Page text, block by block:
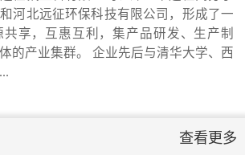
学院与远征环保科技有限公司能源
河北远征环保科技有限公司，形成了一
享，互惠互利，集产品研发、生产制
的产业集群。 企业先后与清华大学、西
查看更多